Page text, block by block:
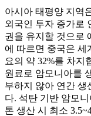
아시아 태평양 지역
외국인 투자 증가로
권을 유지할 것으로
에 따르면 중국은 세
요의 약 32%를 차지
원료로 암모니아를
부하지 않아 연간 생
다. 석탄 기반 암모
톤 생산 시 최소